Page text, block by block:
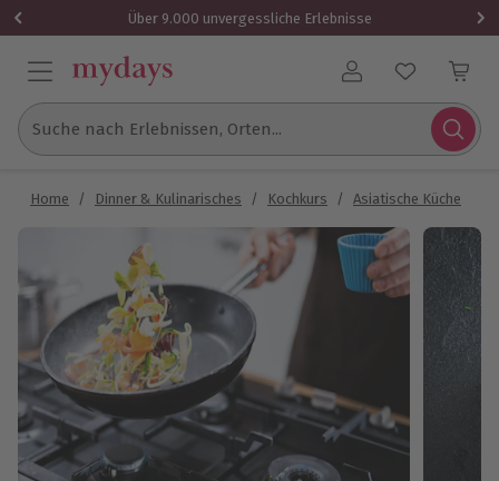
Über 9.000 unvergessliche Erlebnisse
Benutzerkonto
Suche nach Erlebnissen, Orten...
Home / Dinner & Kulinarisches / Kochkurs / Asiatische Küche